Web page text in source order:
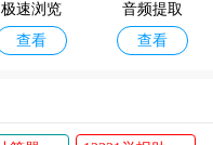
极速浏览
器手机版
查看
音频提取
器编辑器
查看